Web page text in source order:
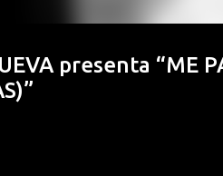
presenta “ME